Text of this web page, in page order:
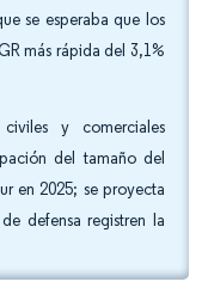
se esperaba que los
más rápida del 3,1%
y comerciales
del tamaño del
en 2025; se proyecta
defensa registren la